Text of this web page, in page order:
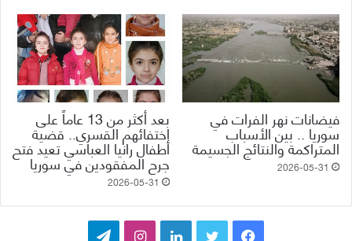
فيضانات نهر الفرات في
سوريا .. بين الأسباب
المتراكمة والنتائج الجسيمة
2026-05-31
بعد أكثر من 13 عاماً على
اختفائهم القسري.. قضية
أطفال رانيا العباسي تعيد فتح
جرح المفقودين في سوريا
2026-05-31